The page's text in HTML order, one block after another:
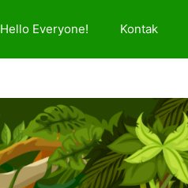
Hello Everyone! Kontak